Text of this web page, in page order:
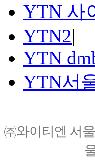
YTN 사
YTN2|
YTN
YTN서
㈜와이티엔 서